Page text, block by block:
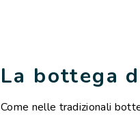
La bottega
Come nelle tradizionali